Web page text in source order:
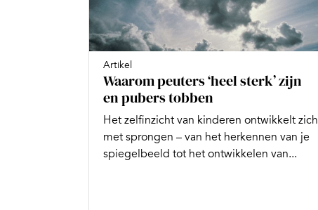
Artikel
Waarom peuters ‘heel sterk’ zijn
en pubers tobben
Het zelfinzicht van kinderen ontwikkelt zich
met sprongen – van het herkennen van je
spiegelbeeld tot het ontwikkelen van...